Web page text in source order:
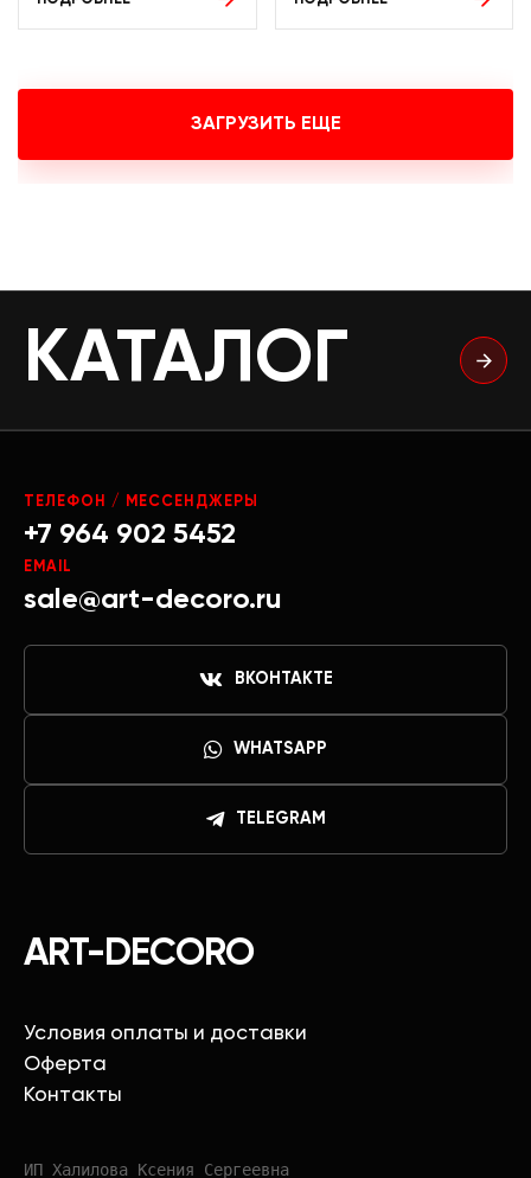
ЗАГРУЗИТЬ ЕЩЕ
КАТАЛОГ
ART-DECORO
Условия оплаты и доставки
Оферта
Контакты
ИП Халилова Ксения Сергеевна
ТЕЛЕФОН / МЕССЕНДЖЕРЫ
+7 964 902 5452
EMAIL
sale@art-decoro.ru
ВКОНТАКТЕ
WHATSAPP
TELEGRAM